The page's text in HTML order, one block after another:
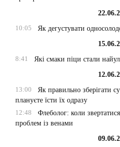
10:05
Як дегустувати
8:41
Які смаки піци стали
13:00
Як правильно зберігати
плануєте їсти їх одразу
12:48
Флеболог: коли
проблем із венами